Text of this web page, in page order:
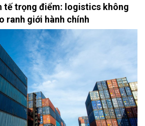
tế trọng điểm: logistics không
ranh giới hành chính